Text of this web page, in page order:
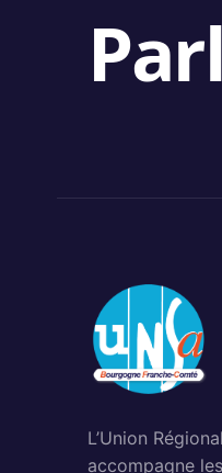
L’Union
accompagne